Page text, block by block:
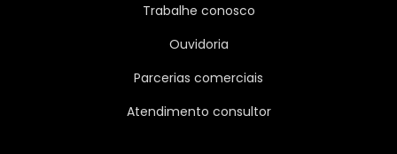
Trabalhe conosco
Ouvidoria
Parcerias comerciais
Atendimento consultor